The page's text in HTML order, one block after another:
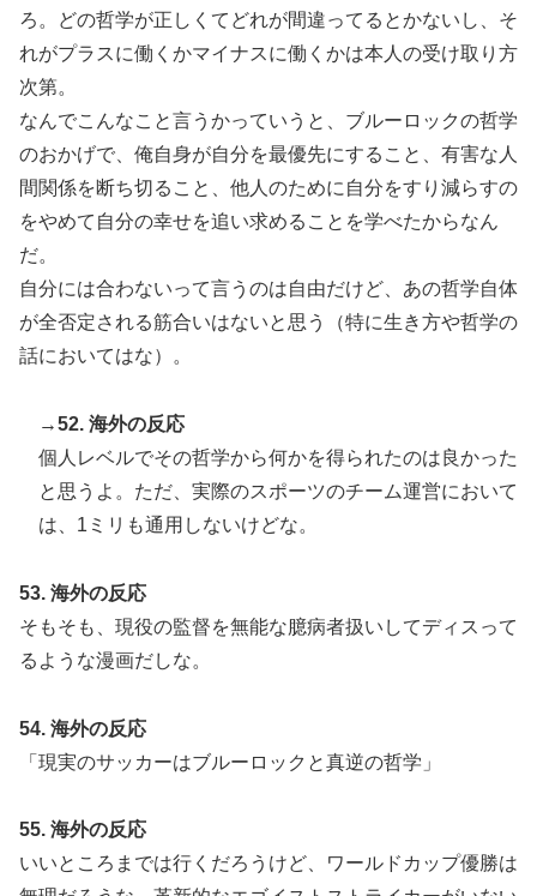
ろ。どの哲学が正しくてどれが間違ってるとかないし、そ
れがプラスに働くかマイナスに働くかは本人の受け取り方
次第。
なんでこんなこと言うかっていうと、ブルーロックの哲学
のおかげで、俺自身が自分を最優先にすること、有害な人
間関係を断ち切ること、他人のために自分をすり減らすの
をやめて自分の幸せを追い求めることを学べたからなん
だ。
自分には合わないって言うのは自由だけど、あの哲学自体
が全否定される筋合いはないと思う（特に生き方や哲学の
話においてはな）。
→52. 海外の反応
個人レベルでその哲学から何かを得られたのは良かった
と思うよ。ただ、実際のスポーツのチーム運営において
は、1ミリも通用しないけどな。
53. 海外の反応
そもそも、現役の監督を無能な臆病者扱いしてディスって
るような漫画だしな。
54. 海外の反応
「現実のサッカーはブルーロックと真逆の哲学」
55. 海外の反応
いいところまでは行くだろうけど、ワールドカップ優勝は